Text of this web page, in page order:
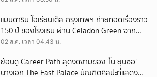
แมนดาริน โอเรียนเต็ล กรุงเทพฯ ถ่ายทอดเรื่องราว
150 ปี ของโรงแรม ผ่าน Celadon Green จาก
เครื่องศิลาดล
02 ส.ค. เวลา 04.43 น.
ย้อนดู Career Path สุดงดงามของ ‘โน ยุนซอ’
นางเอก The East Palace บัณฑิตศิลปะที่แสดง